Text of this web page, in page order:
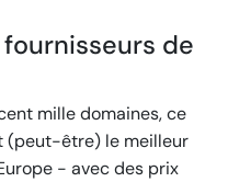
de
mille domaines, ce
(peut-être) le meilleur
- avec des prix